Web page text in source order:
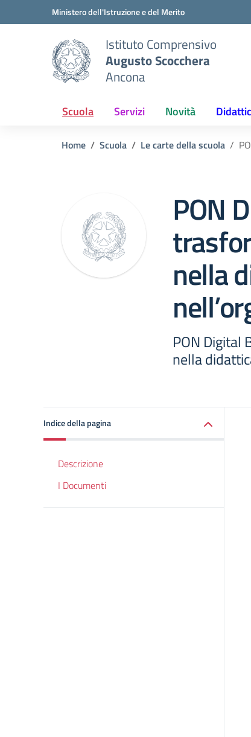
Vai ai contenuti
Vai al menu di navigazioneMinistero dell'Istruzione e del Merito
Istituto Comprensivo
Augusto Scocchera
Ancona
Scuola Servizi Novità
Home Scuola Le carte della scuola
PON
nella
PON Digital
nella
Indice della pagina
Descrizione
I Documenti